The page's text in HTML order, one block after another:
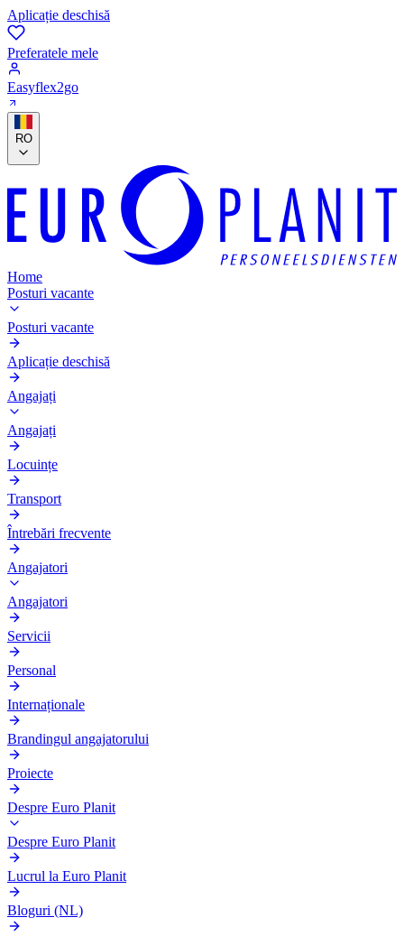
Aplicație deschisă
Preferatele mele
Easyflex2go
RO
Home
Posturi vacante
Posturi vacante
Aplicație deschisă
Angajați
Angajați
Locuințe
Transport
Întrebări frecvente
Angajatori
Angajatori
Servicii
Personal
Internaționale
Brandingul angajatorului
Proiecte
Despre Euro Planit
Despre Euro Planit
Lucrul la Euro Planit
Bloguri (NL)